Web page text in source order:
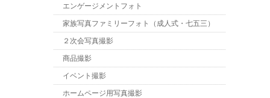
エンゲージメントフォト
家族写真ファミリーフォト（成人式・七五三）
２次会写真撮影
商品撮影
イベント撮影
ホームページ用写真撮影